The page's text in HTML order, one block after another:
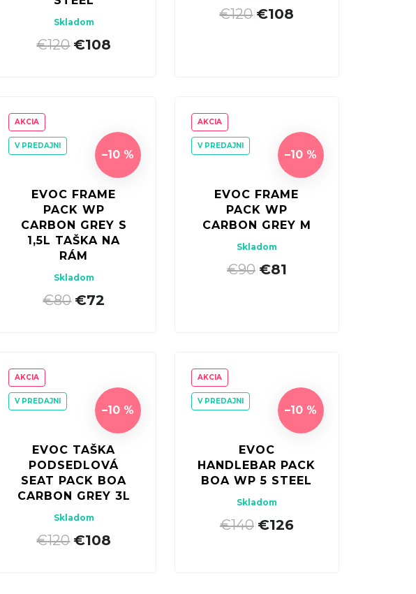
Skladom
€120| €108
€120| €108
AKCIA
V PREDAJNI
–10 %
EVOC FRAME
PACK WP
CARBON GREY S
1,5L TAŠKA NA
RÁM
Skladom
€80| €72
AKCIA
V PREDAJNI
–10 %
EVOC FRAME
PACK WP
CARBON GREY M
Skladom
€90| €81
AKCIA
V PREDAJNI
–10 %
EVOC TAŠKA
PODSEDLOVÁ
SEAT PACK BOA
CARBON GREY 3L
Skladom
€120| €108
AKCIA
V PREDAJNI
–10 %
EVOC
HANDLEBAR PACK
BOA WP 5 STEEL
Skladom
€140| €126